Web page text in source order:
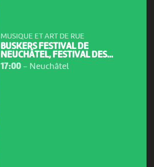
MUSIQUE ET ART DE RUE
BUSKERS FESTIVAL DE
NEUCHÂTEL, FESTIVAL DES...
17:00- Neuchâtel